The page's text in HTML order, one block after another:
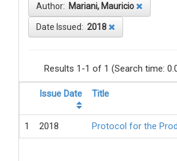
Author: Mariani, Mauricio
Date Issued: 2018
Results 1-1 of 1 (Search time:
Issue Date Title
1 2018 Protocol for the